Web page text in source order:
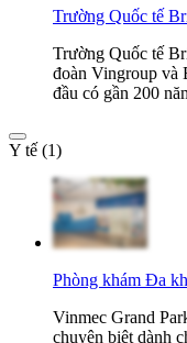
Trường Quốc tế
Trường Quốc tế
đoàn Vingroup và
đầu có gần 200
Y tế (1)
Phòng khám Đa
Vinmec Grand
chuyên biệt dành